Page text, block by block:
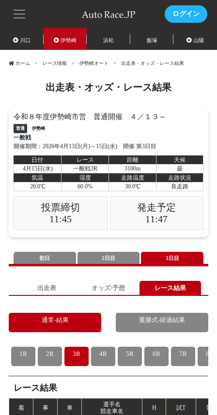
ログイン
川口 伊勢崎 浜松 飯塚 山陽
ホーム レース情報 伊勢崎オート 出走表・オッズ・レース結果
出走表・オッズ・レース結果
令和８年度伊勢崎市営 普通開催 ４／１３～
普通 伊勢崎
一般戦
開催期間：2026年4月13日(月)～15日(水) 開催 第3日目
日付
レース 距離
天候
4月15日(水)
一般戦3R 3100m
曇
気温
湿度 走路温度
走路状況
20.0℃
60.0% 30.0℃ 良走路
投票締切
11:45
発走予定
11:47
初日 2日目 3日目
出走表 オッズ/予想 レース結果
通常-結果 重勝式-経過結果
1R 2R 3R 4R 5R 6R 7R 8R
レース結果
着 事 車
選手名
競走車名
H 試T 競